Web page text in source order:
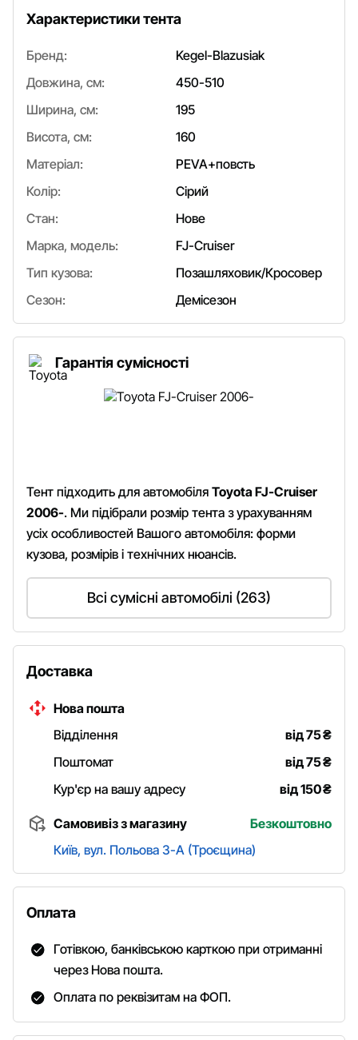
Характеристики тента
Бренд:
Kegel-Blazusiak
Довжина, см:
450-510
Ширина, см:
195
Висота, см:
160
Матеріал:
PEVA+повсть
Колір:
Сірий
Стан:
Нове
Марка, модель:
FJ-Cruiser
Тип кузова:
Позашляховик/Кросовер
Сезон:
Демісезон
Гарантія сумісності
Тент підходить для автомобіля Toyota FJ-Cruiser
2006-. Ми підібрали розмір тента з урахуванням
усіх особливостей Вашого автомобіля: форми
кузова, розмірів і технічних нюансів.
Всі сумісні автомобілі (263)
Доставка
Нова пошта
Відділення
від 75₴
Поштомат
від 75₴
Кур'єр на вашу адресу
від 150₴
Самовивіз з магазину
Безкоштовно
Київ, вул. Польова 3-А (Троєщина)
Оплата
Готівкою, банківською карткою при отриманні
через Нова пошта.
Оплата по реквізитам на ФОП.